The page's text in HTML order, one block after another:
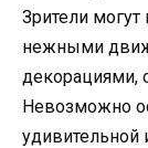
Зрители
нежными
декорациями,
Невозможно
удивительной